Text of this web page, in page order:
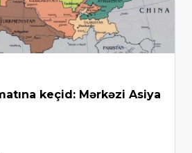
keçid: Mərkəzi Asiya